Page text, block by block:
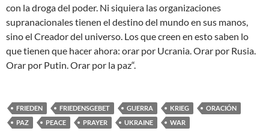
con la droga del poder. Ni siquiera las organizaciones
supranacionales tienen el destino del mundo en sus manos,
sino el Creador del universo. Los que creen en esto saben lo
que tienen que hacer ahora: orar por Ucrania. Orar por Rusia.
Orar por Putin. Orar por la paz“.
FRIEDEN FRIEDENSGEBET GUERRA KRIEG
ORACIÓN
PAZ
PEACE PRAYER UKRAINE WAR